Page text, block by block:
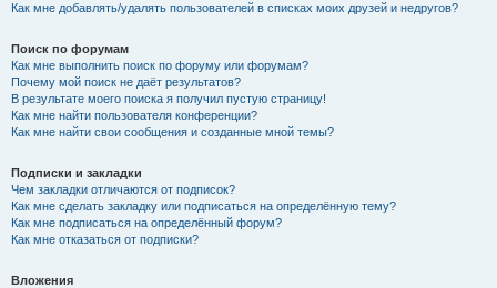
Как мне добавлять/удалять пользователей в списках моих друзей и недругов?
Поиск по форумам
Как мне выполнить поиск по форуму или форумам?
Почему мой поиск не даёт результатов?
В результате моего поиска я получил пустую страницу!
Как мне найти пользователя конференции?
Как мне найти свои сообщения и созданные мной темы?
Подписки и закладки
Чем закладки отличаются от подписок?
Как мне сделать закладку или подписаться на определённую тему?
Как мне подписаться на определённый форум?
Как мне отказаться от подписки?
Вложения